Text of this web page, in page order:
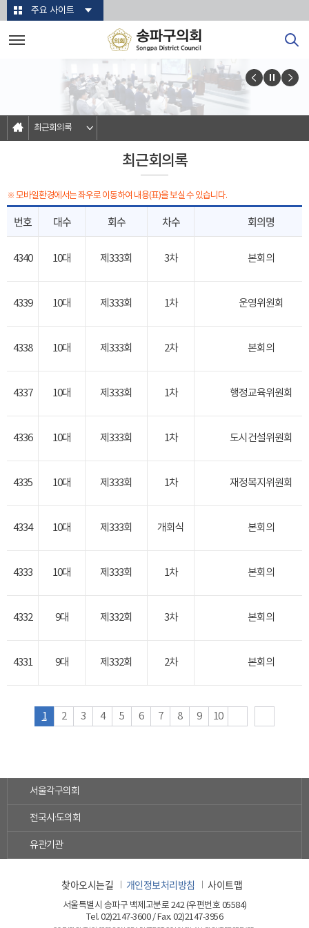
본문바로가기주요 사이트
최근회의록
최근회의록
※ 모바일환경에서는 좌우로 이동하여 내용(표)을 보실 수 있습니다.
번호 대수 회수 차수 회의명
4340 10대 제333회 3차 본회의
4339 10대 제333회 1차 운영위원회
4338 10대 제333회 2차 본회의
4337 10대 제333회 1차 행정교육위원회
4336 10대 제333회 1차 도시건설위원회
4335 10대 제333회 1차 재정복지위원회
4334 10대 제333회 개회식 본회의
4333 10대 제333회 1차 본회의
4332 9대 제332회 3차 본회의
4331 9대 제332회 2차 본회의
1 2 3 4 5 6 7 8 9 10
서울각구의회
전국시·도의회
유관기관
찾아오시는길 개인정보처리방침 사이트맵
서울특별시 송파구 백제고분로 242 (우편번호 05584)
Tel. 02)2147-3600 / Fax. 02)2147-3956